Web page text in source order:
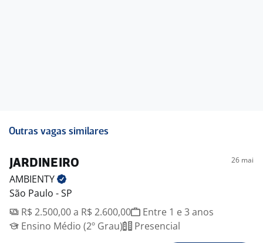
Outras vagas similares
JARDINEIRO 26 mai
AMBIENTY
São Paulo - SP
R$ 2.500,00 a R$ 2.600,00
Entre 1 e 3 anos
Ensino Médio (2º Grau)
Presencial